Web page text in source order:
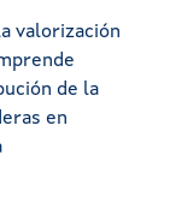
valorización
de la
en